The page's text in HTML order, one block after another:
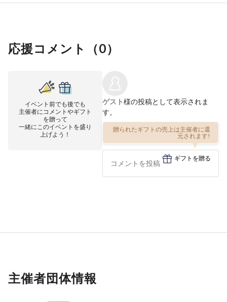
応援コメント（0）
イベント前でも後でも
主催者にコメントやギフト
を贈って
一緒にこのイベントを盛り
上げよう！
ゲスト様の投稿として表示されま
す。
贈られたギフトの売上は主催者に還
元されます!
ギフトを贈る
主催者団体情報